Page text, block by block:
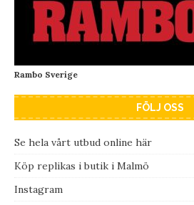
Rambo Sverige
FÖLJ OSS
Se hela vårt utbud online här
Köp replikas i butik i Malmö
Instagram